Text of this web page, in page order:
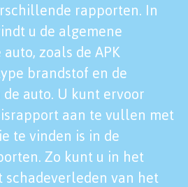
rapporten. In
u de algemene
zoals de APK
brandstof en de
auto. U kunt ervoor
aan te vullen met
te vinden is in de
Zo kunt u in het
van het